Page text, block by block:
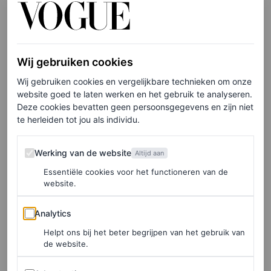
betalingsmiddel. Het gaat om 10 cryptovaluta,
stablecoinsdie gekoppeld zijn aan de Amerikaanse
dollar, zei het merk woensdag. Gucci-winkels in Miami,
Los Angeles, New York, Atlanta en Las Vegas doen mee
met de proef. Wanneer Nederlandse Gucci-winkels de
stap nemen is nog niet bekend.
Mode digitaliseert
Het is niet de eerste keer dat een modemerk
digitaliseert – ook niet voor Gucci.Vault Gucci, de
digitale winkel die ‘Gucci’s aanwezigheid in de
metaverse’ vertegenwoordigt, accepteert sinds maart ook
Wij gebruiken cookies
Wij gebruiken cookies en vergelijkbare technieken om onze
website goed te laten werken en het gebruik te analyseren.
Deze cookies bevatten geen persoonsgegevens en zijn niet
te herleiden tot jou als individu.
Werking van de website
Werking van de website Altijd aan
Essentiële cookies voor het functioneren van de
website.
Analytics
Analytics
Helpt ons bij het beter begrijpen van het gebruik van
de website.
Advertenties